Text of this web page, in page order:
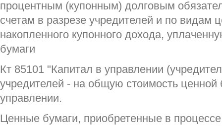
процентным (купонным) долговым
счетам в разрезе учредителей и по видам
накопленного купонного дохода,
бумаги
Кт 85101 "Капитал в управлении
учредителей - на общую стоимость ценной
управлении.
Ценные бумаги, приобретенные в